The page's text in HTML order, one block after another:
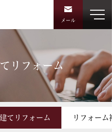
メール
リフォーム
てリフォーム リフォーム